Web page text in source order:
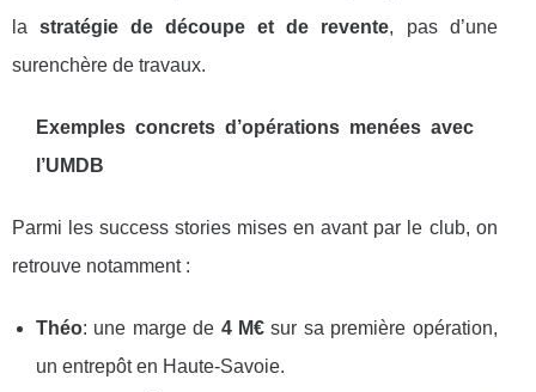
lastratégie de découpe et de revente, pas d’une
surenchère de travaux.
Exemples concrets d’opérations menées avec
l’UMDB
Parmi les success stories mises en avant par le club, on
retrouve notamment :
Théo: une marge de 4 M€ sur sa première opération,
un entrepôt en Haute-Savoie.